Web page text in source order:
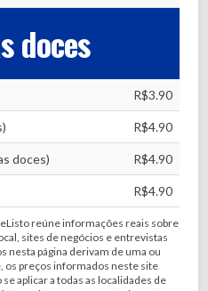
doces
R$3.90
R$4.90
doces) R$4.90
R$4.90
reúne informações reais sobre
sites de negócios e entrevistas
nesta página derivam de uma ou
os preços informados neste site
aplicar a todas as localidades de